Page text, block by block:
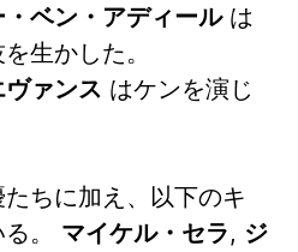
ベン・アディールは
生かした。
ァンス はケンを演じ
ちに加え、以下のキ
。 マイケル・セラ, ジ